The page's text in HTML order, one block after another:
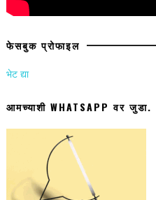
फेसबुक प्रोफाइल
भेट द्या
आमच्याशी WHATSAPP वर जुडा.